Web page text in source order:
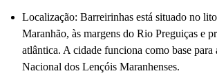
Localização: Barreirinhas está situado no
Maranhão, às margens do Rio Preguiças e
atlântica. A cidade funciona como base para
Nacional dos Lençóis Maranhenses.